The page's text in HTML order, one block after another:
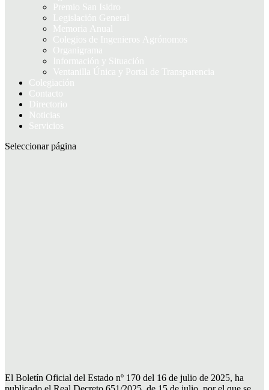
Premio San Isidro
Legislación General
Memoria Anual
Colegios de Ingenieros Agrónomos
Organigrama
Información y Situación
Ventanilla Única y Portal de Transparencia
Colegiación
Contacto
Directorio
Noticias
Servicios
Seleccionar página
El Boletín Oficial del Estado nº 170 del 16 de julio de 2025, ha